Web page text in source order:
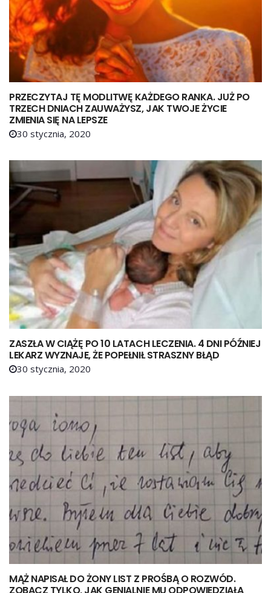
PRZECZYTAJ TĘ MODLITWĘ KAŻDEGO RANKA. JUŻ PO
TRZECH DNIACH ZAUWAŻYSZ, JAK TWOJE ŻYCIE
ZMIENIA SIĘ NA LEPSZE
30 stycznia, 2020
ZASZŁA W CIĄŻĘ PO 10 LATACH LECZENIA. 4 DNI PÓŹNIEJ
LEKARZ WYZNAJE, ŻE POPEŁNIŁ STRASZNY BŁĄD
30 stycznia, 2020
MĄŻ NAPISAŁ DO ŻONY LIST Z PROŚBĄ O ROZWÓD.
ZOBACZ TYLKO, JAK GENIALNIE MU ODPOWIEDZIAŁA